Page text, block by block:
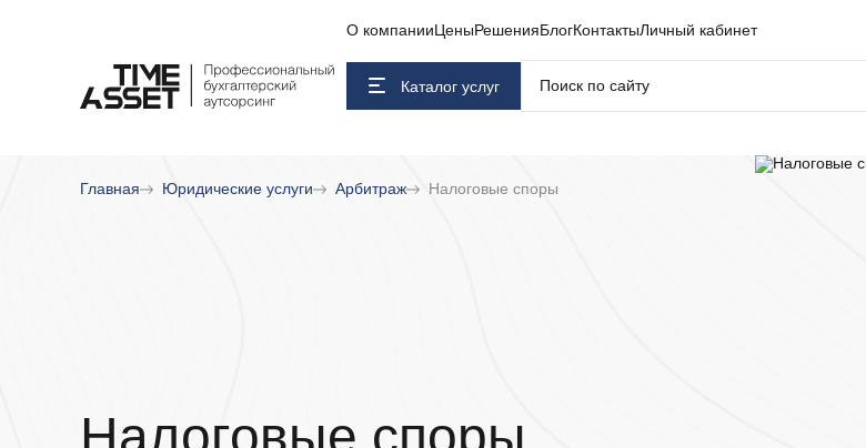
О компанииЦеныРешенияБлогКонтактыЛичный кабинет
Каталог услуг
Главная Юридические услуги Арбитраж Налоговые споры
Налоговые споры